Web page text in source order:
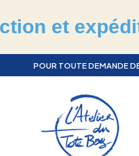
POUR TOUTE DEMANDE